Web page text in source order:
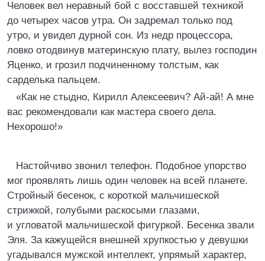
Человек вел неравный бой с восставшей техникой
до четырех часов утра. Он задремал только под
утро, и увидел дурной сон. Из недр процессора,
ловко отодвинув материнскую плату, вылез господин
Яценко, и грозил подчиненному толстым, как
сарделька пальцем.
«Как не стыдно, Кирилл Алексеевич? Ай-ай! А мне
вас рекомендовали как мастера своего дела.
Нехорошо!»
Настойчиво звонил телефон. Подобное упорство
мог проявлять лишь один человек на всей планете.
Стройный бесенок, с короткой мальчишеской
стрижкой, голубыми раскосыми глазами,
и угловатой мальчишеской фигуркой. Бесенка звали
Эля. За кажущейся внешней хрупкостью у девушки
угадывался мужской интеллект, упрямый характер,